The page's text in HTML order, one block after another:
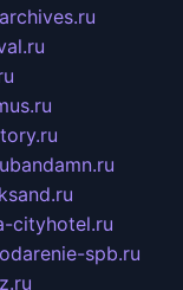
bandamn.ru
cityhotel.ru
spb.ru